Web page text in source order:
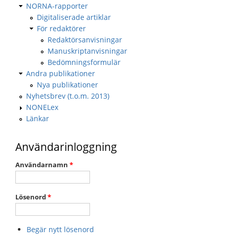
NORNA-rapporter
Digitaliserade artiklar
För redaktörer
Redaktörsanvisningar
Manuskriptanvisningar
Bedömningsformulär
Andra publikationer
Nya publikationer
Nyhetsbrev (t.o.m. 2013)
NONELex
Länkar
Användarinloggning
Användarnamn *
Lösenord*
Begär nytt lösenord